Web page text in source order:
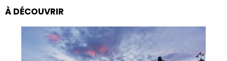
À DÉCOUVRIR